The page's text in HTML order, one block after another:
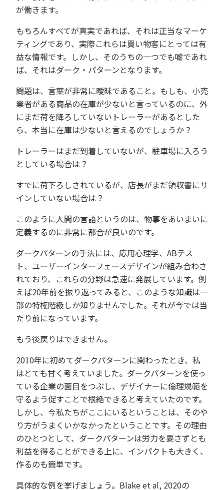
が働きます。
もちろんすべてが真実であれば、それは正当なマーケ
ティングであり、 実際これらは買い物客にとっては有
益な情報です。 しかし、そのうちの一つでも嘘であれ
ば、それはダーク・パターンとなります。
問題は、言葉が非常に曖昧であること。 もしも、 小売
業者がある商品の在庫が少ないと言っているのに、外
にまだ荷を降ろしていないトレーラーがあるとした
ら、 本当に在庫は少ないと言えるのでしょうか？
トレーラーはまだ到着していないが、駐車場に入ろう
としている場合は？
すでに荷下ろしされているが、店長がまだ領収書にサ
インしていない場合は？
このように人間の言語というのは、物事をあいまいに
定義するのに非常に都合が良いのです。
ダークパターンの手法には、 応用心理学、ABテス
ト、ユーザーインターフェースデザインが組み合わさ
れており、これらの分野は急速に発展しています。例
えば20年前を振り返ってみると、このような知識は一
部の特権階級しか知りませんでした。それが今では当
たり前になっています。
もう後戻りはできません。
2010年に初めてダークパターンに関わったとき、私
はとても甘く考えていました。 ダークパターンを使っ
ている企業の面目をつぶし、デザイナーに倫理規範を
守るよう促すことで根絶できると考えていたのです。
しかし、今私たちがここにいるということは、 そのや
り方がうまくいかなかったということです。 その理由
のひとつとして、ダークパターンは労力を要さずとも
利益を得ることができる 上に、インパクトも大きく、
作るのも簡単です。
具体的な例を挙げましょう。Blake et al, 2020の